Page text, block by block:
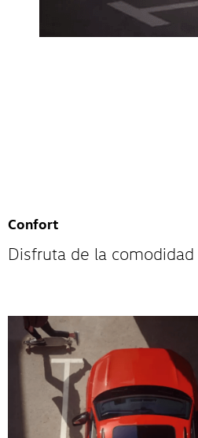
Confort
Disfruta de la comodidad